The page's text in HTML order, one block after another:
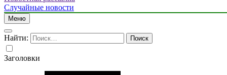
Случайные новости
Меню
Найти:
Заголовки